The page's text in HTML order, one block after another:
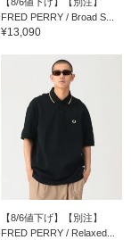
FRED PERRY / Broad S...
¥13,090
【8/6値下げ】【別注】
FRED PERRY / Relaxed...